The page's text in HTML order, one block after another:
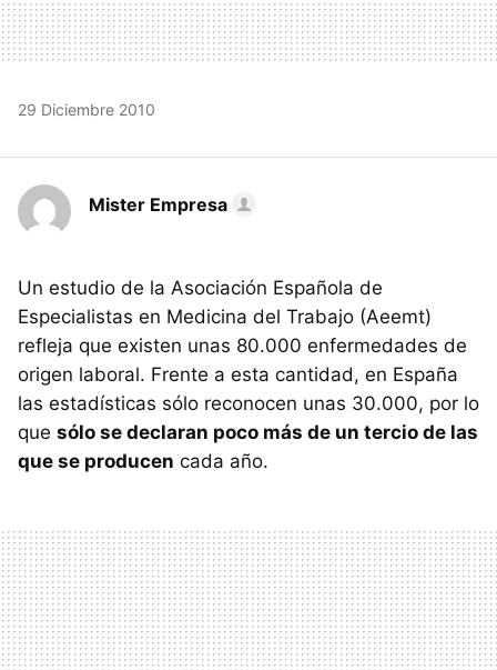
29 Diciembre 2010
Mister Empresa
Un estudio de la Asociación Española de
Especialistas en Medicina del Trabajo (Aeemt)
refleja que existen unas 80.000 enfermedades de
origen laboral. Frente a esta cantidad, en España
las estadísticas sólo reconocen unas 30.000, por lo
que sólo se declaran poco más de un tercio de las
que se producen cada año.